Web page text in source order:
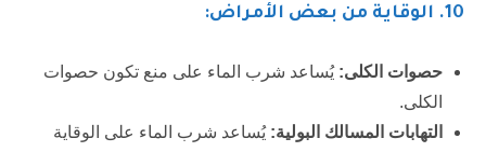
10. الوقاية من بعض الأمراض:
حصوات الكلى: يُساعد شرب الماء على منع تكون حصوات
الكلى.
التهابات المسالك البولية: يُساعد شرب الماء على الوقاية